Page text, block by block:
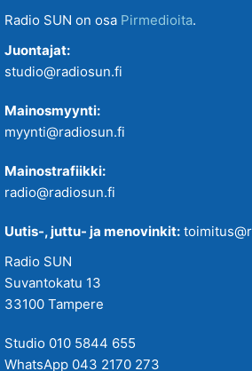
Radio SUN on osa Pirmedioita.
Juontajat:
studio@radiosun.fi
Mainosmyynti:
myynti@radiosun.fi
Mainostrafiikki:
radio@radiosun.fi
Uutis-, juttu- ja menovinkit:
Radio SUN
Suvantokatu 13
33100 Tampere
Studio 010 5844 655
WhatsApp 043 2170 273